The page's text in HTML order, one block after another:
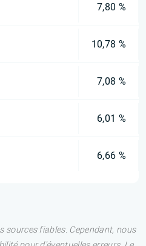
7,80 %
10,78 %
7,08 %
6,01 %
6,66 %
sources fiables. Cependant, nous